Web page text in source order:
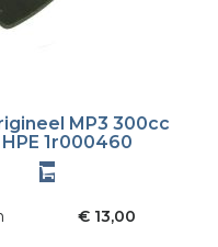
MP3 300cc
1r000460
€ 13,00